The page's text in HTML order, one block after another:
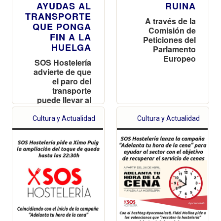
AYUDAS AL
TRANSPORTE
QUE PONGA
FIN A LA
HUELGA
SOS Hostelería
advierte de que
el paro del
transporte
puede llevar al
cierre de bares
y restaurantes
RUINA
A través de la
Comisión de
Peticiones del
Parlamento
Europeo
Cultura y Actualidad Cultura y Actualidad